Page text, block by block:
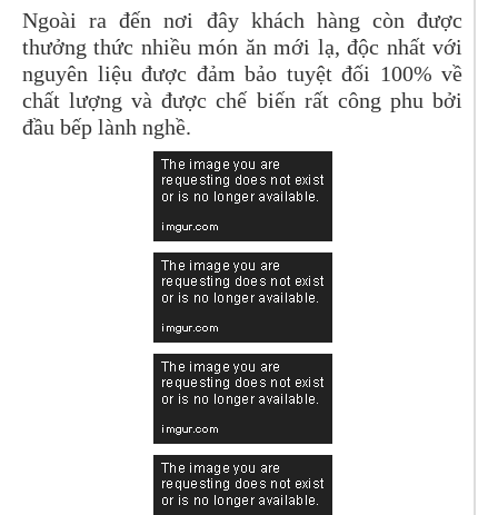
Ngoài ra đến nơi đây khách hàng còn được
thưởng thức nhiều món ăn mới lạ, độc nhất với
nguyên liệu được đảm bảo tuyệt đối 100% về
chất lượng và được chế biến rất công phu bởi
đầu bếp lành nghề.